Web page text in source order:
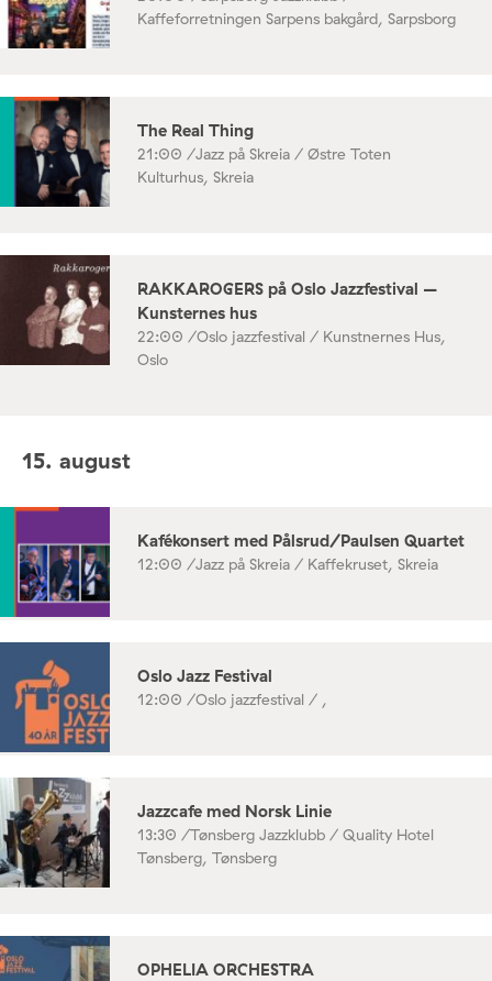
Kaffeforretningen Sarpens bakgård, Sarpsborg
The Real Thing
21:00 /Jazz på Skreia / Østre Toten
Kulturhus, Skreia
RAKKAROGERS på Oslo Jazzfestival –
Kunsternes hus
22:00 /Oslo jazzfestival / Kunstnernes Hus,
Oslo
15. august
Kafékonsert med Pålsrud/Paulsen Quartet
12:00 /Jazz på Skreia / Kaffekruset, Skreia
Oslo Jazz Festival
12:00 /Oslo jazzfestival / ,
Jazzcafe med Norsk Linie
13:30 /Tønsberg Jazzklubb / Quality Hotel
Tønsberg, Tønsberg
OPHELIA ORCHESTRA